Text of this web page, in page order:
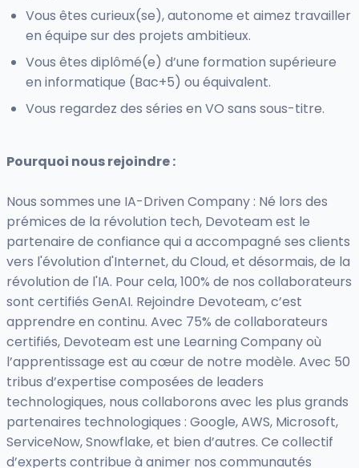
Vous êtes curieux(se), autonome et aimez travailler
en équipe sur des projets ambitieux.
Vous êtes diplômé(e) d’une formation supérieure
en informatique (Bac+5) ou équivalent.
Vous regardez des séries en VO sans sous-titre.
Pourquoi nous rejoindre :
Nous sommes une IA-Driven Company : Né lors des
prémices de la révolution tech, Devoteam est le
partenaire de confiance qui a accompagné ses clients
vers l'évolution d'Internet, du Cloud, et désormais, de la
révolution de l'IA. Pour cela, 100% de nos collaborateurs
sont certifiés GenAI. Rejoindre Devoteam, c’est
apprendre en continu. Avec 75% de collaborateurs
certifiés, Devoteam est une Learning Company où
l’apprentissage est au cœur de notre modèle. Avec 50
tribus d’expertise composées de leaders
technologiques, nous collaborons avec les plus grands
partenaires technologiques : Google, AWS, Microsoft,
ServiceNow, Snowflake, et bien d’autres. Ce collectif
d’experts contribue à animer nos communautés